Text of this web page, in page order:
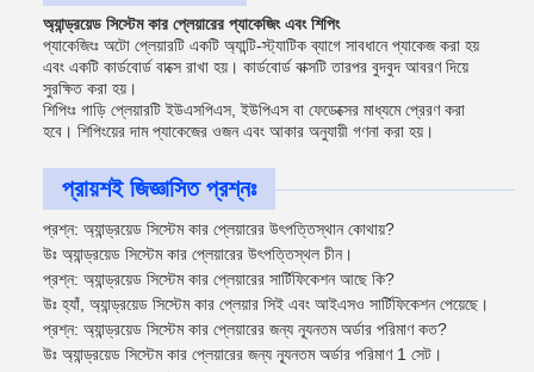
অ্যান্ড্রয়েড সিস্টেম কার প্লেয়ারের প্যাকেজিং এবং শিপিং
প্যাকেজিংঃ অটো প্লেয়ারটি একটি অ্যান্টি-স্ট্যাটিক ব্যাগে সাবধানে প্যাকেজ করা হয়
এবং একটি কার্ডবোর্ড বাক্সে রাখা হয়। কার্ডবোর্ড বাক্সটি তারপর বুদবুদ আবরণ দিয়ে
সুরক্ষিত করা হয়।
শিপিংঃ গাড়ি প্লেয়ারটি ইউএসপিএস, ইউপিএস বা ফেডেক্সের মাধ্যমে প্রেরণ করা
হবে। শিপিংয়ের দাম প্যাকেজের ওজন এবং আকার অনুযায়ী গণনা করা হয়।
প্রায়শই জিজ্ঞাসিত প্রশ্নঃ
প্রশ্ন: অ্যান্ড্রয়েড সিস্টেম কার প্লেয়ারের উৎপত্তিস্থান কোথায়?
উঃ অ্যান্ড্রয়েড সিস্টেম কার প্লেয়ারের উৎপত্তিস্থল চীন।
প্রশ্ন: অ্যান্ড্রয়েড সিস্টেম কার প্লেয়ারের সার্টিফিকেশন আছে কি?
উঃ হ্যাঁ, অ্যান্ড্রয়েড সিস্টেম কার প্লেয়ার সিই এবং আইএসও সার্টিফিকেশন পেয়েছে।
প্রশ্ন: অ্যান্ড্রয়েড সিস্টেম কার প্লেয়ারের জন্য ন্যূনতম অর্ডার পরিমাণ কত?
উঃ অ্যান্ড্রয়েড সিস্টেম কার প্লেয়ারের জন্য ন্যূনতম অর্ডার পরিমাণ 1 সেট।